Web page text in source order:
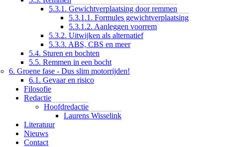
5.3.1. Gewichtverplaatsing door remmen
5.3.1.1. Formules gewichtverplaatsing
5.3.1.2. Aanleggen voorrem
5.3.2. Uitwijken als alternatief
5.3.3. ABS, CBS en meer
5.4. Sturen en bochten
5.5. Remmen in een bocht
6. Groene fase - Dus slim motorrijden!
6.1. Gevaar en risico
Filosofie
Redactie
Hoofdredactie
Laurens Wisselink
Literatuur
Nieuws
Contact